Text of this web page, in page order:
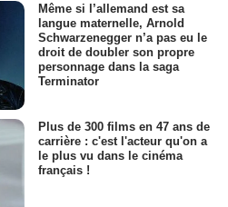
Même si l’allemand est sa
langue maternelle, Arnold
Schwarzenegger n’a pas eu le
droit de doubler son propre
personnage dans la saga
Terminator
Plus de 300 films en 47 ans de
carrière : c'est l'acteur qu'on a
le plus vu dans le cinéma
français !